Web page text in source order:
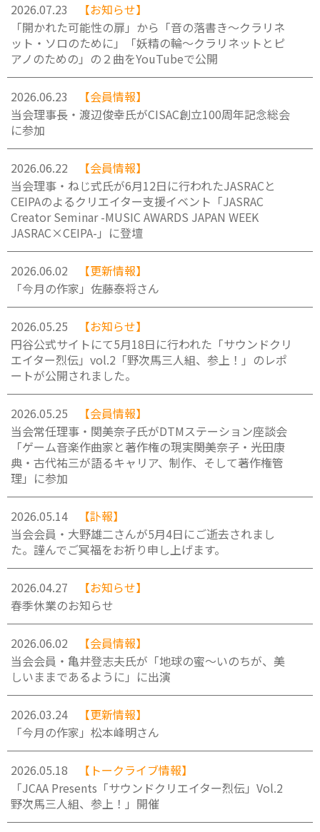
2026.07.23
【お知らせ】
「開かれた可能性の扉」から「音の落書き～クラリネ
ット・ソロのために」「妖精の輪～クラリネットとピ
アノのための」の２曲をYouTubeで公開
2026.06.23
【会員情報】
当会理事長・渡辺俊幸氏がCISAC創立100周年記念総会
に参加
2026.06.22
【会員情報】
当会理事・ねじ式氏が6月12日に行われたJASRACと
CEIPAのよるクリエイター支援イベント「JASRAC
Creator Seminar -MUSIC AWARDS JAPAN WEEK
JASRAC×CEIPA-」に登壇
2026.06.02
【更新情報】
「今月の作家」佐藤泰将さん
2026.05.25
【お知らせ】
円谷公式サイトにて5月18日に行われた「サウンドクリ
エイター烈伝」vol.2「野次馬三人組、参上！」のレポ
ートが公開されました。
2026.05.25
【会員情報】
当会常任理事・関美奈子氏がDTMステーション座談会
「ゲーム音楽作曲家と著作権の現実――関美奈子・光田康
典・古代祐三が語るキャリア、制作、そして著作権管
理」に参加
2026.05.14
【訃報】
当会会員・大野雄二さんが5月4日にご逝去されまし
た。謹んでご冥福をお祈り申し上げます。
2026.04.27
【お知らせ】
春季休業のお知らせ
2026.06.02
【会員情報】
当会会員・亀井登志夫氏が「地球の蜜〜いのちが、美
しいままであるように」に出演
2026.03.24
【更新情報】
「今月の作家」松本峰明さん
2026.05.18
【トークライブ情報】
「JCAA Presents「サウンドクリエイター烈伝」Vol.2
野次馬三人組、参上！」開催